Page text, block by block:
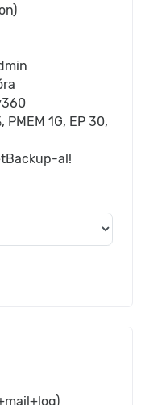
1G, EP 30,
al!